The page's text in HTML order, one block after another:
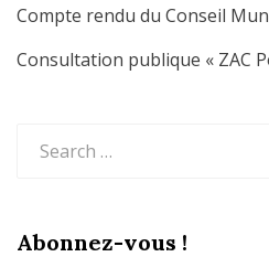
Compte rendu du Conseil
Consultation publique « ZAC
for:
Abonnez-vous !